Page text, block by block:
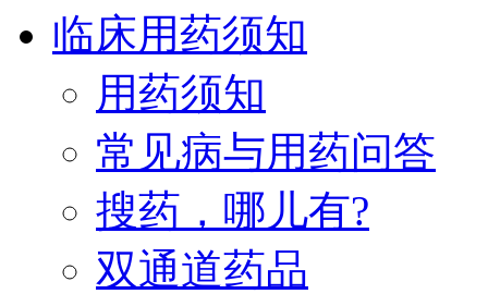
临床用药须知
用药须知
常见病与用药问答
搜药，哪儿有?
双通道药品